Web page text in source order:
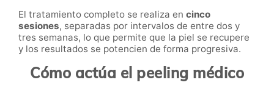
El tratamiento completo se realiza en cinco
sesiones, separadas por intervalos de entre dos y
tres semanas, lo que permite que la piel se recupere
y los resultados se potencien de forma progresiva.
Cómo actúa el peeling médico